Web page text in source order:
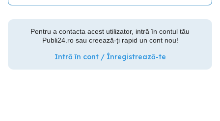
Pentru a contacta acest utilizator, intră în contul tău
Publi24.ro sau creează-ți rapid un cont nou!
Intră în cont / Înregistrează-te